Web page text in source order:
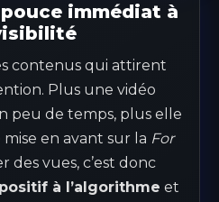
pouce immédiat à
contenus qui attirent
Plus une vidéo
peu de temps, plus elle
mise en avant sur la For
des vues, c’est donc
à l’algorithme et